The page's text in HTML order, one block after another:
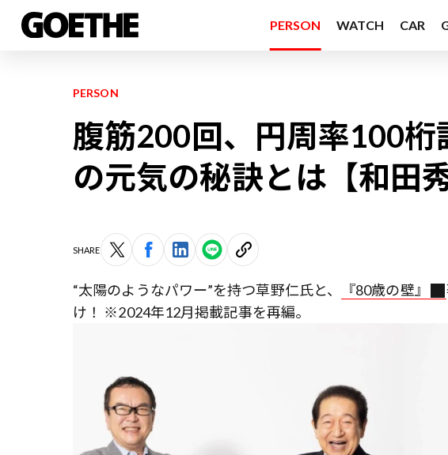
PERSON WATCH CAR
PERSON
腹筋200回、円周率100
の元気の秘訣とは【和田
SHARE
“太陽のようなパワー”を持つ草野仁氏と、 『80歳の壁』
け！ ※2024年12月掲載記事を再編。